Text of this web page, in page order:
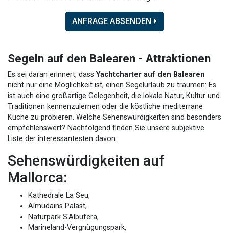
ANFRAGE ABSENDEN
Segeln auf den Balearen - Attraktionen
Es sei daran erinnert, dassYachtcharter auf den Balearen
nicht nur eine Möglichkeit ist, einen Segelurlaub zu träumen: Es
ist auch eine großartige Gelegenheit, die lokale Natur, Kultur und
Traditionen kennenzulernen oder die köstliche mediterrane
Küche zu probieren. Welche Sehenswürdigkeiten sind besonders
empfehlenswert? Nachfolgend finden Sie unsere subjektive
Liste der interessantesten davon.
Sehenswürdigkeiten auf
Mallorca:
Kathedrale La Seu,
Almudains Palast,
Naturpark S'Albufera,
Marineland-Vergnügungspark,